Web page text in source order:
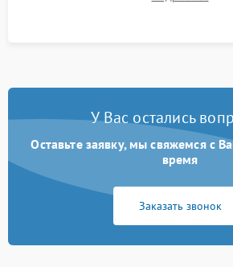
изображения перед выдачей
У Вас остались
Оставьте заявку, мы свяжемся с
время
Заказать звонок